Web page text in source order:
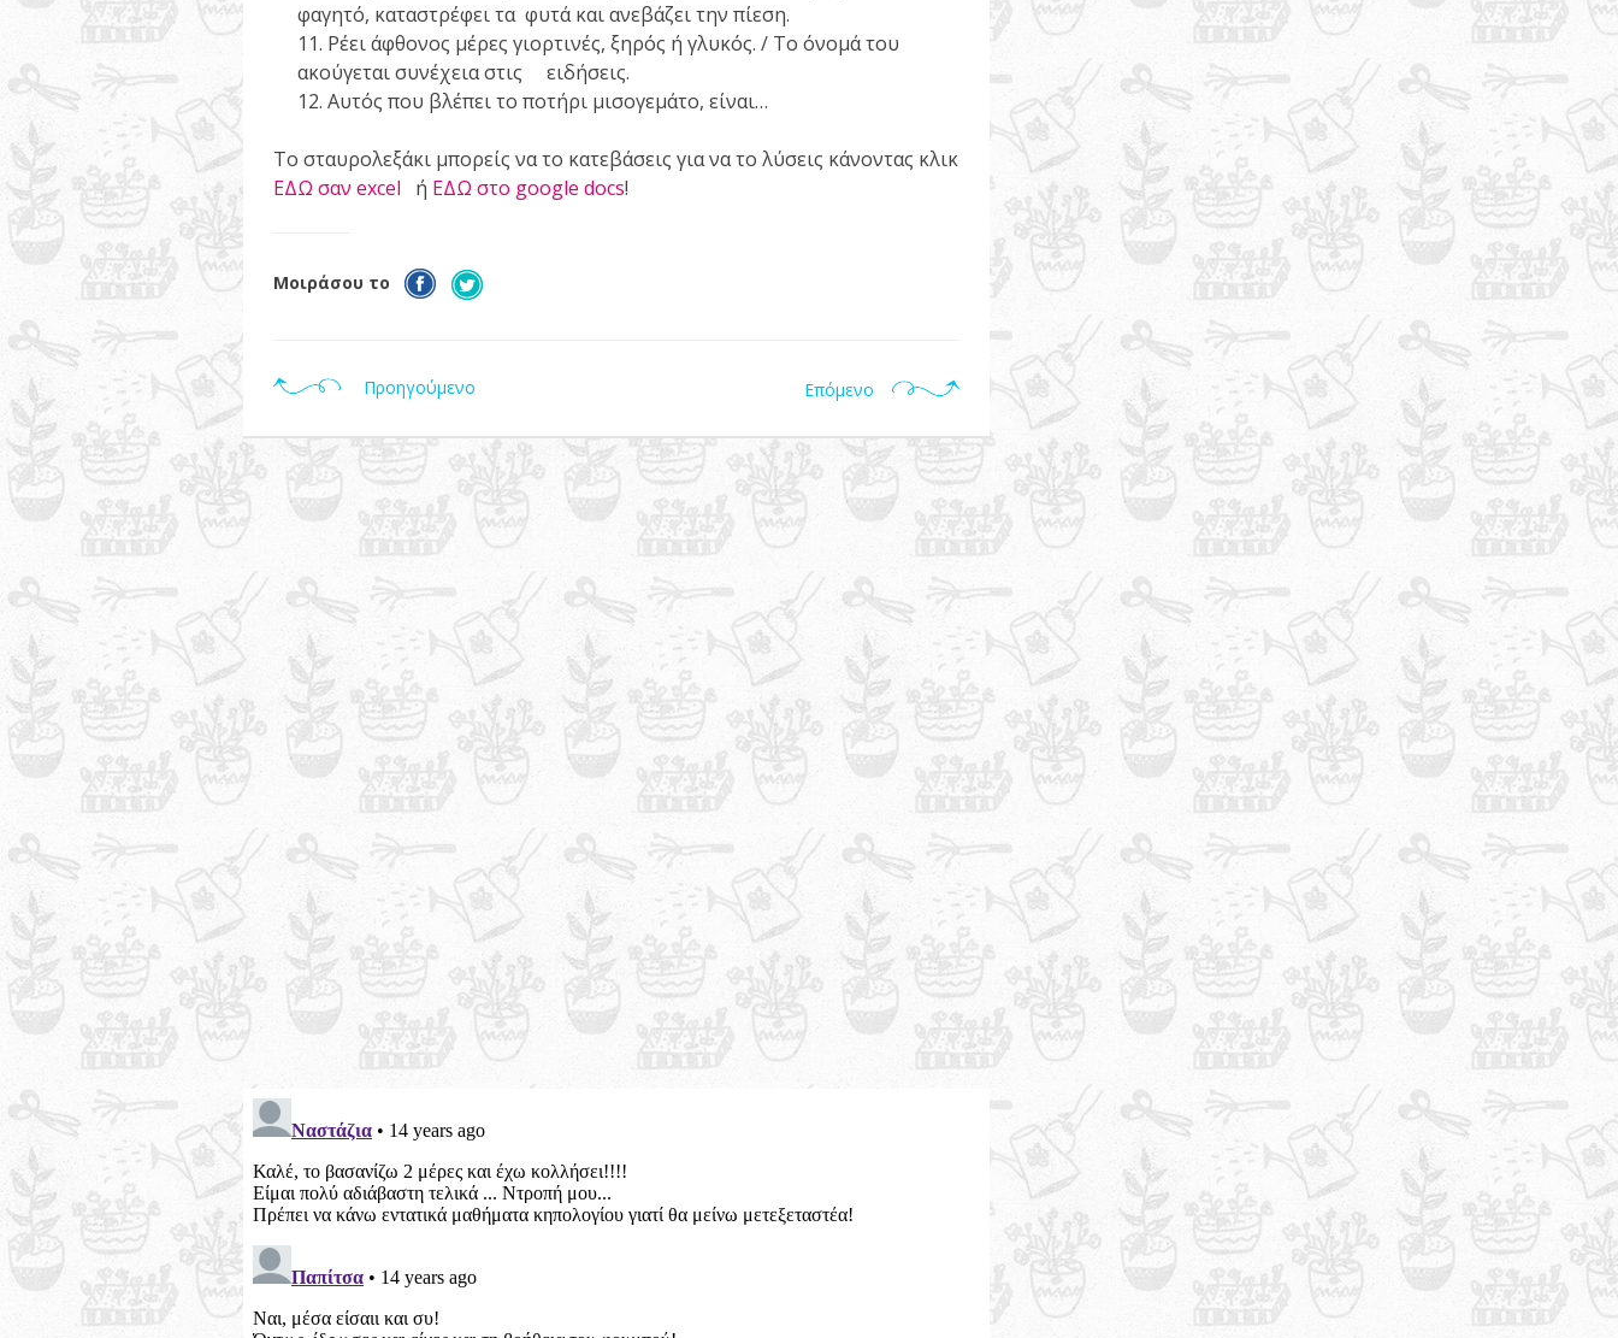
φαγητό, καταστρέφει τα φυτά και ανεβάζει την πίεση.
Ρέει άφθονος μέρες γιορτινές, ξηρός ή γλυκός. / Το όνομά του
ακούγεται συνέχεια στις ειδήσεις.
Αυτός που βλέπει το ποτήρι μισογεμάτο, είναι…
Το σταυρολεξάκι μπορείς να το κατεβάσεις για να το λύσεις κάνοντας κλικ
ΕΔΩ σαν excel ή ΕΔΩ στο google docs!
Μοιράσου το
Προηγούμενο Επόμενο